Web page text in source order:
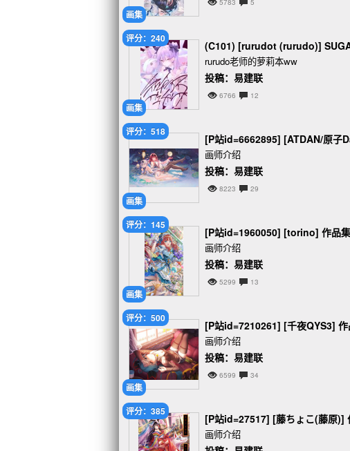
画集
5783 5
画集
评分：240
(C101) [rurudot (rurudo)]
rurudo老师的萝莉本ww
投稿：易建联
6766 12
画集
评分：518
[P站id=6662895] [ATDAN/原子
画师介绍
投稿：易建联
8223 29
画集
评分：145
[P站id=1960050] [torino] 作品
画师介绍
投稿：易建联
5299 13
画集
评分：500
[P站id=7210261] [千夜QYS3]
画师介绍
投稿：易建联
6599 34
评分：385
[P站id=27517] [藤ちょこ(藤原)]
画师介绍